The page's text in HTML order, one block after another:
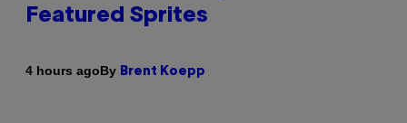
Featured Sprites
4 hours agoBy Brent Koepp